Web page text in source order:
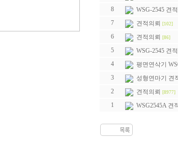
8 WSG-2545 견
7 견적의뢰 [102]
6 견적의뢰 [86]
5 WSG-2545 견
4 평면연삭기
3 성형연마기 견
2 견적의뢰 [8977]
1 WSG2545A 견